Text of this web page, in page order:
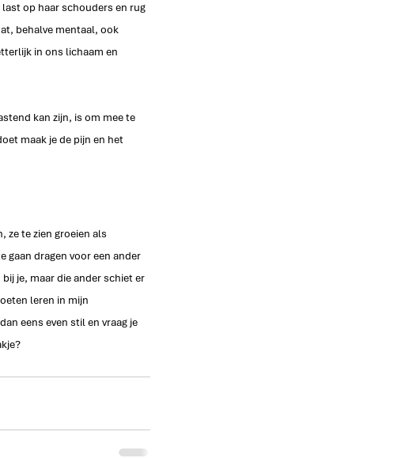
op haar schouders en rug
behalve mentaal, ook
in ons lichaam en
kan zijn, is om mee te
maak je de pijn en het
ze te zien groeien als
gaan dragen voor een ander
je, maar die ander schiet er
leren in mijn
eens even stil en vraag je